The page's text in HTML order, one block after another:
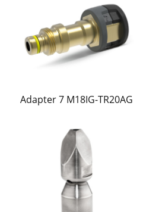
Adapter 7 M18IG-TR20AG